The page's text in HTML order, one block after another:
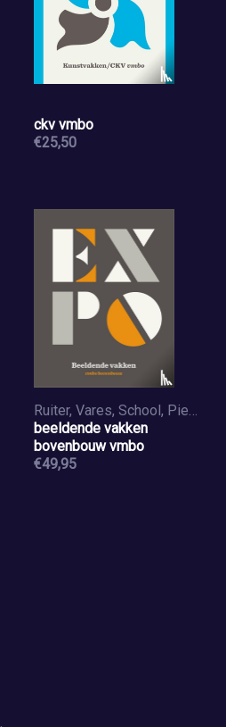
ckv vmbo
€25,50
Ruiter, Vares, School, Pien, Vries, Irma de, Sennema, Marije
beeldende vakken
bovenbouw vmbo
€49,95